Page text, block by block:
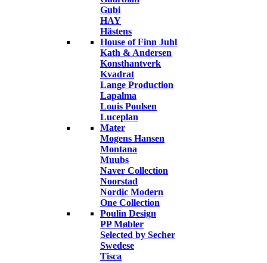
Gubi
HAY
Hästens
House of Finn Juhl
Kath & Andersen
Konsthantverk
Kvadrat
Lange Production
Lapalma
Louis Poulsen
Luceplan
Mater
Mogens Hansen
Montana
Muubs
Naver Collection
Noorstad
Nordic Modern
One Collection
Poulin Design
PP Møbler
Selected by Secher
Swedese
Tisca